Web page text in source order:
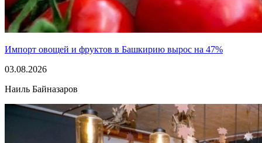
Импорт овощей и фруктов в Башкирию вырос на 47%
03.08.2026
Наиль Байназаров